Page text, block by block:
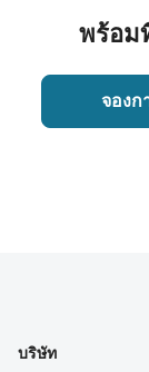
พร้อม
จองก
บริษัท